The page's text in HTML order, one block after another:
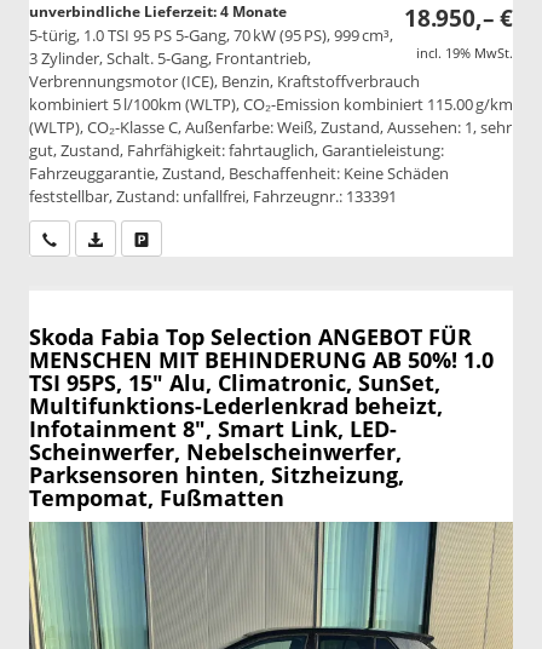
18.950,– €
incl. 19% MwSt.
unverbindliche Lieferzeit:4 Monate
5-türig, 1.0 TSI 95 PS 5-Gang, 70 kW (95 PS), 999 cm³,
3 Zylinder, Schalt. 5-Gang, Frontantrieb,
Verbrennungsmotor (ICE), Benzin, Kraftstoffverbrauch
kombiniert 5 l/100km (WLTP), CO₂-Emission kombiniert 115.00 g/km
(WLTP), CO₂-Klasse C, Außenfarbe: Weiß, Zustand, Aussehen: 1, sehr
gut, Zustand, Fahrfähigkeit: fahrtauglich, Garantieleistung:
Fahrzeuggarantie, Zustand, Beschaffenheit: Keine Schäden
feststellbar, Zustand: unfallfrei, Fahrzeugnr.: 133391
Wir rufen Sie anPDF-Datei, Fahrzeugexposé drucken
Skoda Fabia Top Selection ANGEBOT FÜR
MENSCHEN MIT BEHINDERUNG AB 50%! 1.0
TSI 95PS, 15" Alu, Climatronic, SunSet,
Multifunktions-Lederlenkrad beheizt,
Infotainment 8", Smart Link, LED-
Scheinwerfer, Nebelscheinwerfer,
Parksensoren hinten, Sitzheizung,
Tempomat, Fußmatten